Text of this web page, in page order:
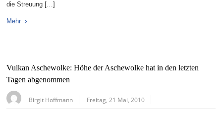
die Streuung […]
Mehr
Vulkan Aschewolke: Höhe der Aschewolke hat in den letzten
Tagen abgenommen
Birgit Hoffmann Freitag, 21 Mai, 2010